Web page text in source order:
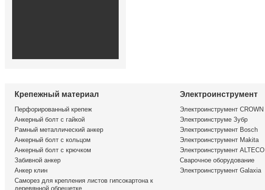
Крепежный материал
Перфорированный крепеж
Анкерный болт с гайкой
Рамный металлический анкер
Анкерный болт с кольцом
Анкерный болт с крючком
Забивной анкер
Анкер клин
Саморез для крепления листов гипсокартона к
деревянной обрешетке
Электроинструмент
Электроинструмент CROWN
Электроинструме Зубр
Электроинструмент Bosch
Электроинструмент Makita
Электроинструмент ALTECO
Сварочное оборудование
Электроинструмент Galaxia